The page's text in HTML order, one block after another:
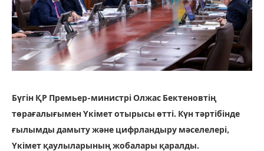
Бүгін ҚР Премьер-министрі Олжас Бектеновтің
төрағалығымен Үкімет отырысы өтті. Күн тәртібінде
ғылымды дамыту және цифрландыру мәселелері,
Үкімет қаулыларының жобалары қаралды.